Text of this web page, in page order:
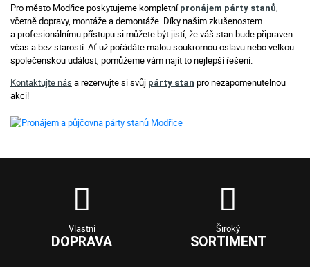
Pro město Modřice poskytujeme kompletní pronájem párty stanů,
včetně dopravy, montáže a demontáže. Díky našim zkušenostem
a profesionálnímu přístupu si můžete být jistí, že váš stan bude připraven
včas a bez starostí. Ať už pořádáte malou soukromou oslavu nebo velkou
společenskou událost, pomůžeme vám najít to nejlepší řešení.
Kontaktujte nás a rezervujte si svůj párty stan pro nezapomenutelnou
akci!
Vlastní
DOPRAVA
Široký
SORTIMENT